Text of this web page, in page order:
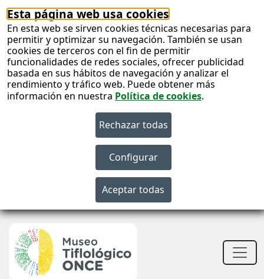
Esta página web usa cookies
En esta web se sirven cookies técnicas necesarias para
permitir y optimizar su navegación. También se usan
cookies de terceros con el fin de permitir
funcionalidades de redes sociales, ofrecer publicidad
basada en sus hábitos de navegación y analizar el
rendimiento y tráfico web. Puede obtener más
información en nuestra Política de cookies.